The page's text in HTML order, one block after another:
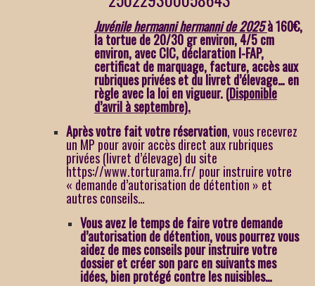
Juvénile hermanni hermanni de 2025à 160€,
la tortue de 20/30 gr environ, 4/5 cm
environ,avec CIC, déclaration I-FAP,
certificat de marquage, facture, accès aux
rubriques privées et du livret d’élevage… en
règle avec la loi en vigueur. (Disponible
d’avril à septembre).
Après votre fait votreréservation, vous recevrez
un MP pour avoir accès direct aux rubriques
privées (livret d’élevage) du site
https://www.torturama.fr/ pour instruire votre
« demande d’autorisation de détention » et
autres conseils…
Vous avez le temps de faire votre demande
d’autorisation de détention, vous pourrez vous
aidez de mes conseils pour instruire votre
dossier et créer son parc en suivants mes
idées, bien protégé contre les nuisibles…